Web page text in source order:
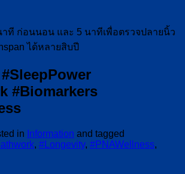
าที ก่อนนอน และ 5 นาทีเพื่อตรวจปลายนิ้ว
ได้หลายสิบปี
#Biomarkers
in Information and tagged
, #Longevity, #PNAWellness,